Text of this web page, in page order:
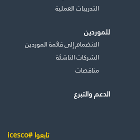
التدريبات العملية
للموردين
الانضمام إلى قائمة الموردين
الشركات الناشئة
مناقصات
الدعم والتبرع
تابعوا #icesco